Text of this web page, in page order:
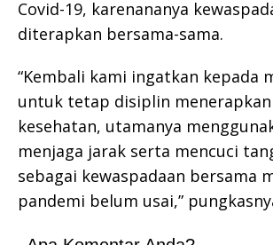
Covid-19, karenananya
diterapkan bersama-sama.
“Kembali kami ingatkan kepada
untuk tetap disiplin
kesehatan, utamanya
menjaga jarak serta mencuci
sebagai kewaspadaan bersama
pandemi belum usai,”